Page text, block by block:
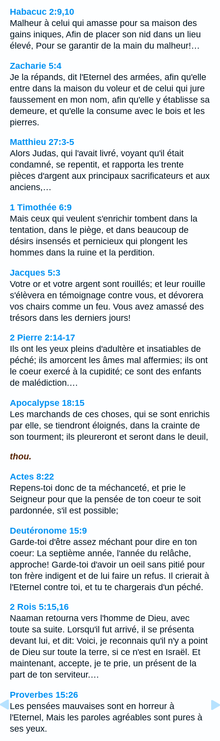
Habacuc 2:9,10
Malheur à celui qui amasse pour sa maison des
gains iniques, Afin de placer son nid dans un lieu
élevé, Pour se garantir de la main du malheur!…
Zacharie 5:4
Je la répands, dit l'Eternel des armées, afin qu'elle
entre dans la maison du voleur et de celui qui jure
faussement en mon nom, afin qu'elle y établisse sa
demeure, et qu'elle la consume avec le bois et les
pierres.
Matthieu 27:3-5
Alors Judas, qui l'avait livré, voyant qu'il était
condamné, se repentit, et rapporta les trente
pièces d'argent aux principaux sacrificateurs et aux
anciens,…
1 Timothée 6:9
Mais ceux qui veulent s'enrichir tombent dans la
tentation, dans le piège, et dans beaucoup de
désirs insensés et pernicieux qui plongent les
hommes dans la ruine et la perdition.
Jacques 5:3
Votre or et votre argent sont rouillés; et leur rouille
s'élèvera en témoignage contre vous, et dévorera
vos chairs comme un feu. Vous avez amassé des
trésors dans les derniers jours!
2 Pierre 2:14-17
Ils ont les yeux pleins d'adultère et insatiables de
péché; ils amorcent les âmes mal affermies; ils ont
le coeur exercé à la cupidité; ce sont des enfants
de malédiction.…
Apocalypse 18:15
Les marchands de ces choses, qui se sont enrichis
par elle, se tiendront éloignés, dans la crainte de
son tourment; ils pleureront et seront dans le deuil,
thou.
Actes 8:22
Repens-toi donc de ta méchanceté, et prie le
Seigneur pour que la pensée de ton coeur te soit
pardonnée, s'il est possible;
Deutéronome 15:9
Garde-toi d'être assez méchant pour dire en ton
coeur: La septième année, l'année du relâche,
approche! Garde-toi d'avoir un oeil sans pitié pour
ton frère indigent et de lui faire un refus. Il crierait à
l'Eternel contre toi, et tu te chargerais d'un péché.
2 Rois 5:15,16
Naaman retourna vers l'homme de Dieu, avec
toute sa suite. Lorsqu'il fut arrivé, il se présenta
devant lui, et dit: Voici, je reconnais qu'il n'y a point
de Dieu sur toute la terre, si ce n'est en Israël. Et
maintenant, accepte, je te prie, un présent de la
part de ton serviteur.…
Proverbes 15:26
Les pensées mauvaises sont en horreur à
l'Eternel, Mais les paroles agréables sont pures à
ses yeux.